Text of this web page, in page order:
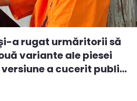
a rugat urmăritorii să
variante ale piesei
versiune a cucerit publi...